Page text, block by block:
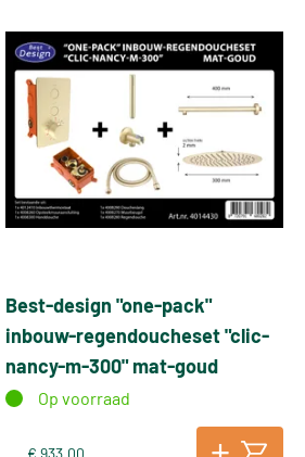
Best-design "one-pack"
inbouw-regendoucheset "clic-
nancy-m-300" mat-goud
Op voorraad